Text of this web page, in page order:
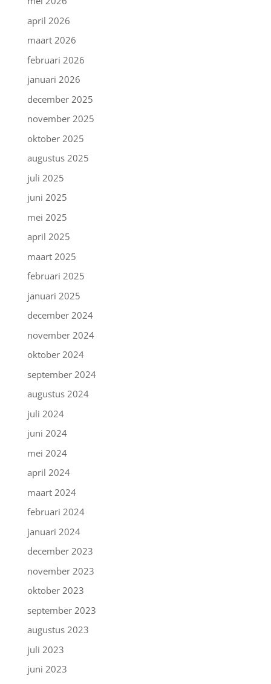
april 2026
maart 2026
februari 2026
januari 2026
december 2025
november 2025
oktober 2025
augustus 2025
juli 2025
juni 2025
mei 2025
april 2025
maart 2025
februari 2025
januari 2025
december 2024
november 2024
oktober 2024
september 2024
augustus 2024
juli 2024
juni 2024
mei 2024
april 2024
maart 2024
februari 2024
januari 2024
december 2023
november 2023
oktober 2023
september 2023
augustus 2023
juli 2023
juni 2023